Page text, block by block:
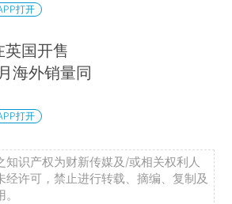
打开
英国开售
海外销量同
打开
知识产权为财新传媒及/或相关权利人
经许可，禁止进行转载、摘编、复制及